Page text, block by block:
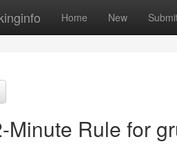
Home New
Minute Rule for